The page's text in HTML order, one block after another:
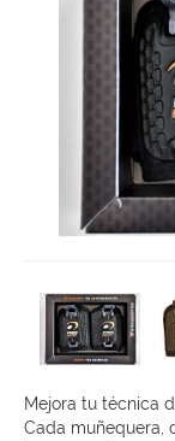
Mejora tu técnica
Cada muñequera,